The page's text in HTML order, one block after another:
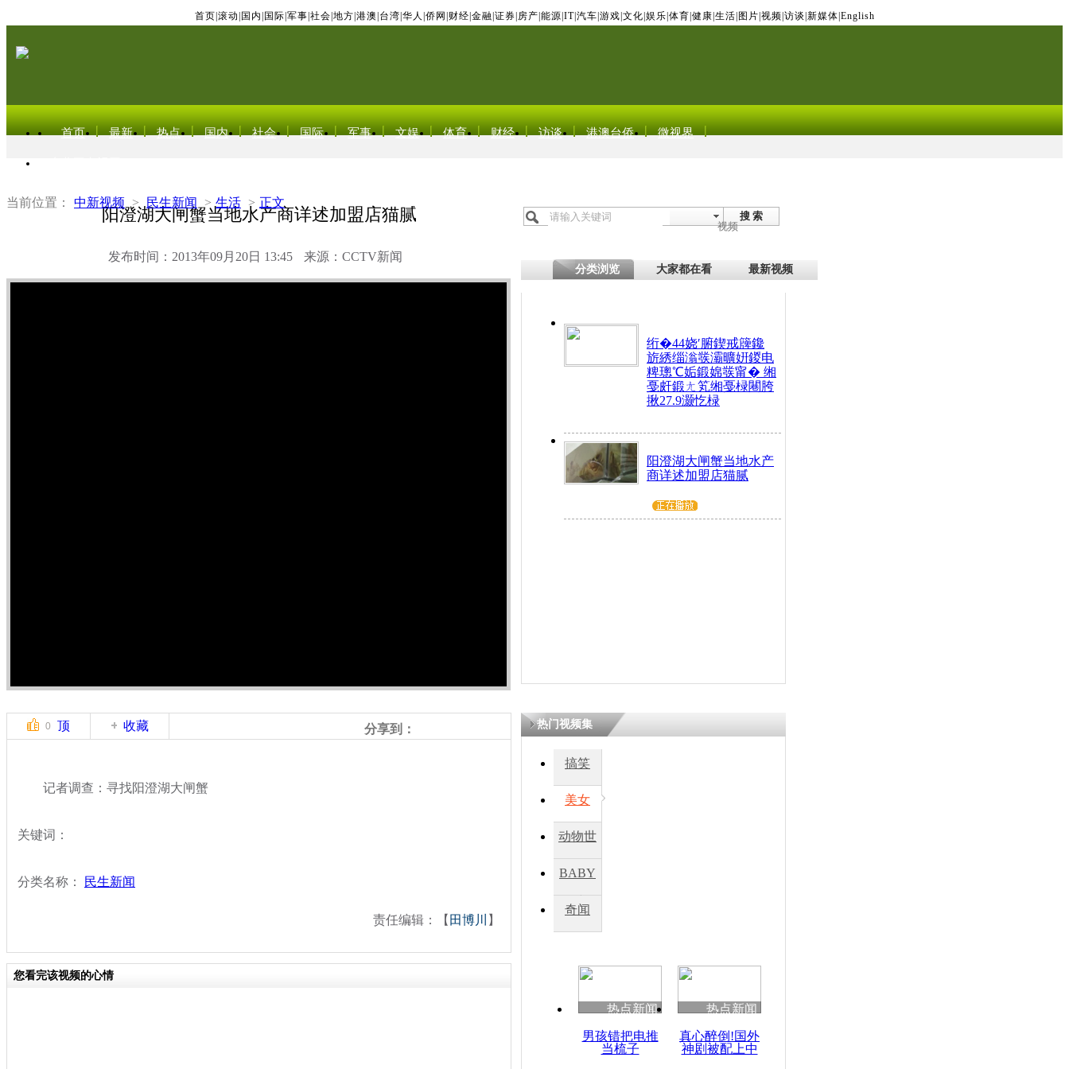
首页 滚动 国内 国际 军事 社会 地方 港澳 台湾 华人 侨网 财经 金融 证券 房产 能源 IT| 汽车 游戏 文化 娱乐 体育 健康 生活 图片 视频 访谈 新媒体 English
首页 最新 热点 国内 社会 国际 军事 文娱 体育 财经 访谈 港澳台侨 微视界
当前位置： 中新视频 > 民生新闻 > 生活 > 正文
阳澄湖大闸蟹当地水产商详述加盟店猫腻
发布时间：2013年09月20日 13:45 来源：CCTV新闻
搜 索
视频
分类浏览 大家都在看 最新视频
绗�44娆′腑鍥戒簰鑱
旂綉缁滃彂灞曠姸鍐电
粺璁℃姤鍛婂彂甯� 缃
戞皯鍛ㄤ笂缃戞椂闀胯
揪27.9灏忔椂
阳澄湖大闸蟹当地水产
商详述加盟店猫腻
0 顶 收藏 分享到：
记者调查：寻找阳澄湖大闸蟹
关键词：
分类名称： 民生新闻
责任编辑：【 田博川 】
您看完该视频的心情
热门视频集
搞笑
美女
动物世
BABY
秀
奇闻
热点新闻
男孩错把电推
当梳子
热点新闻
真心醉倒!国外
神剧被配上中